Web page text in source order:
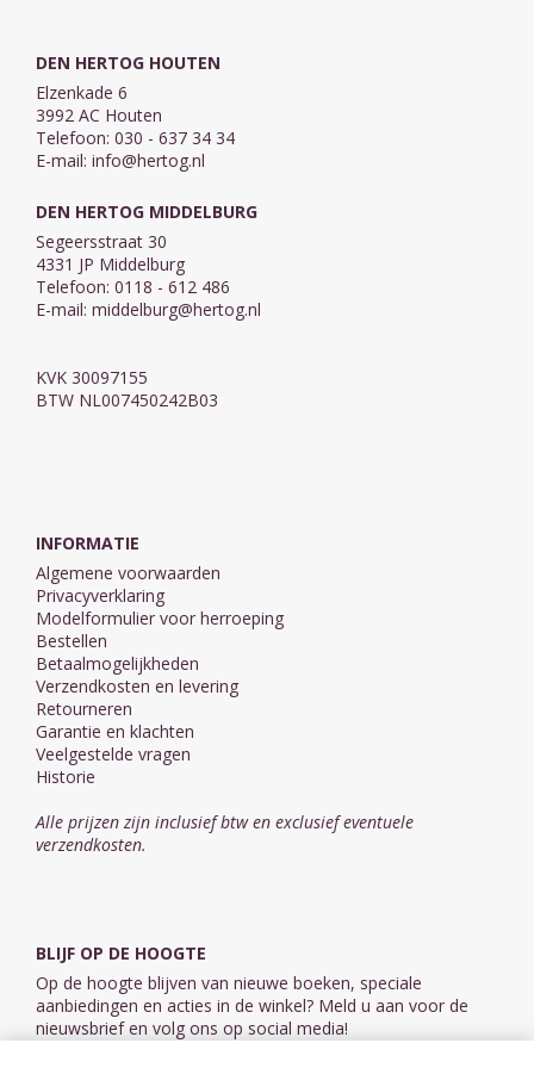
DEN HERTOG HOUTEN
Elzenkade 6
3992 AC Houten
Telefoon: 030 - 637 34 34
E-mail: info@hertog.nl
DEN HERTOG MIDDELBURG
Segeersstraat 30
4331 JP Middelburg
Telefoon: 0118 - 612 486
E-mail: middelburg@hertog.nl
KVK 30097155
BTW NL007450242B03
INFORMATIE
Algemene voorwaarden
Privacyverklaring
Modelformulier voor herroeping
Bestellen
Betaalmogelijkheden
Verzendkosten en levering
Retourneren
Garantie en klachten
Veelgestelde vragen
Historie
Alle prijzen zijn inclusief btw en exclusief eventuele
verzendkosten.
BLIJF OP DE HOOGTE
Op de hoogte blijven van nieuwe boeken, speciale
aanbiedingen en acties in de winkel? Meld u aan voor de
nieuwsbrief en volg ons op social media!